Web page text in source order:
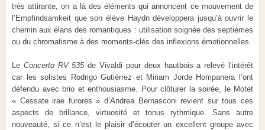
très attirante, on a là des éléments qui annoncent ce mouvement de
l’Empfindsamkeit que son élève Haydn développera jusqu’à ouvrir le
chemin aux élans des romantiques : utilisation soignée des septièmes
ou du chromatisme à des moments-clés des inflexions émotionnelles.
Le Concerto RV 535de Vivaldi pour deux hautbois a relevé l’intérêt
car les solistes Rodrigo Gutiérrez et Miriam Jorde Hompanera l’ont
défendu avec brio et enthousiasme. Pour clôturer la soirée, le Motet
« Cessate irae furores » d’Andrea Bernasconi revient sur tous ces
aspects de brillance, virtuosité et tonus rythmique. Sans autre
nouveauté, si ce n’est le plaisir d’écouter un excellent groupe avec